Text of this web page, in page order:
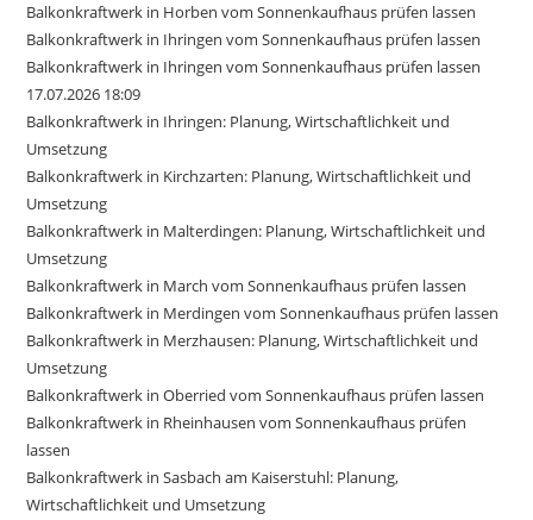
Balkonkraftwerk in Horben vom Sonnenkaufhaus prüfen lassen
Balkonkraftwerk in Ihringen vom Sonnenkaufhaus prüfen lassen
Balkonkraftwerk in Ihringen vom Sonnenkaufhaus prüfen lassen
17.07.2026 18:09
Balkonkraftwerk in Ihringen: Planung, Wirtschaftlichkeit und
Umsetzung
Balkonkraftwerk in Kirchzarten: Planung, Wirtschaftlichkeit und
Umsetzung
Balkonkraftwerk in Malterdingen: Planung, Wirtschaftlichkeit und
Umsetzung
Balkonkraftwerk in March vom Sonnenkaufhaus prüfen lassen
Balkonkraftwerk in Merdingen vom Sonnenkaufhaus prüfen lassen
Balkonkraftwerk in Merzhausen: Planung, Wirtschaftlichkeit und
Umsetzung
Balkonkraftwerk in Oberried vom Sonnenkaufhaus prüfen lassen
Balkonkraftwerk in Rheinhausen vom Sonnenkaufhaus prüfen
lassen
Balkonkraftwerk in Sasbach am Kaiserstuhl: Planung,
Wirtschaftlichkeit und Umsetzung